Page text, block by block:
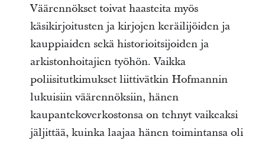
Väärennökset toivat haasteita myös
käsikirjoitusten ja kirjojen keräilijöiden ja
kauppiaiden sekä historioitsijoiden ja
arkistonhoitajien työhön. Vaikka
poliisitutkimukset liittivätkin Hofmannin
lukuisiin väärennöksiin, hänen
kaupantekoverkostonsa on tehnyt vaikeaksi
jäljittää, kuinka laajaa hänen toimintansa oli